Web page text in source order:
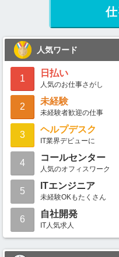
人気ワード
1
日払い
人気のお仕事さがし
2
未経験
未経験者歓迎の仕事
3
ヘルプデスク
IT業界デビューに
4
コールセンター
人気のオフィスワーク
5
ITエンジニア
未経験OKもたくさん
6
自社開発
IT人気求人